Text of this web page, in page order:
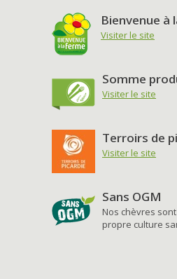
Bienvenue à
Visiter le site
Somme
Visiter le site
Terroirs de
Visiter le site
Sans OGM
Nos chèvres
propre culture